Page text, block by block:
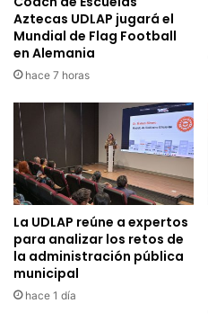
Aztecas UDLAP jugará el
Mundial de Flag Football
en Alemania
hace 7 horas
La UDLAP reúne a expertos
para analizar los retos de
la administración pública
municipal
hace 1 día